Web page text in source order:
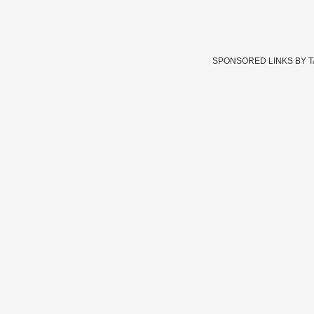
SPONSORED LINKS BY